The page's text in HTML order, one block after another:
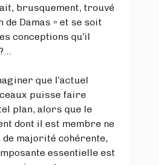
brusquement, trouvé
de Damas » et se soit
conceptions qu’il
que l’actuel
puisse faire
plan, alors que le
dont il est membre ne
de majorité cohérente,
essentielle est